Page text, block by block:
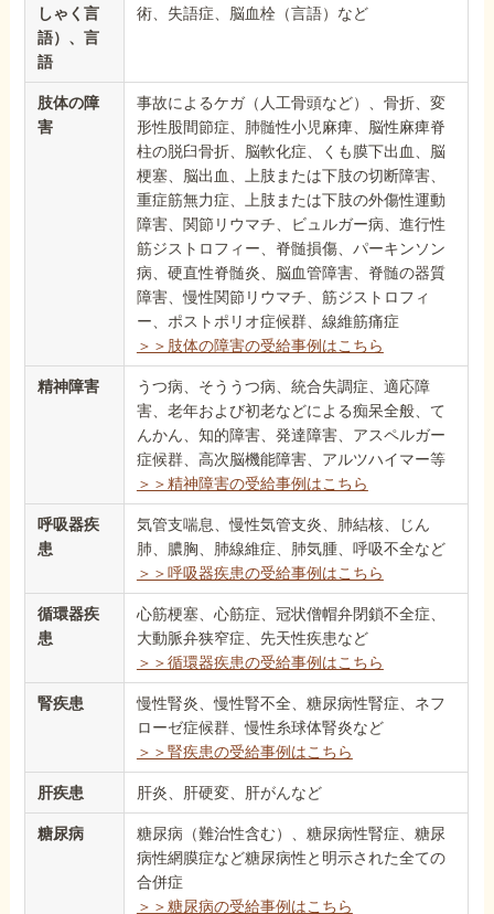
しゃく言
語）、言
語
術、失語症、脳血栓（言語）など
肢体の障
害
事故によるケガ（人工骨頭など）、骨折、変
形性股間節症、肺髄性小児麻痺、脳性麻痺脊
柱の脱臼骨折、脳軟化症、くも膜下出血、脳
梗塞、脳出血、上肢または下肢の切断障害、
重症筋無力症、上肢または下肢の外傷性運動
障害、関節リウマチ、ビュルガー病、進行性
筋ジストロフィー、脊髄損傷、パーキンソン
病、硬直性脊髄炎、脳血管障害、脊髄の器質
障害、慢性関節リウマチ、筋ジストロフィ
ー、ポストポリオ症候群、線維筋痛症
＞＞肢体の障害の受給事例はこちら
精神障害
うつ病、そううつ病、統合失調症、適応障
害、老年および初老などによる痴呆全般、て
んかん、知的障害、発達障害、アスペルガー
症候群、高次脳機能障害、アルツハイマー等
＞＞精神障害の受給事例はこちら
呼吸器疾
患
気管支喘息、慢性気管支炎、肺結核、じん
肺、膿胸、肺線維症、肺気腫、呼吸不全など
＞＞呼吸器疾患の受給事例はこちら
循環器疾
患
心筋梗塞、心筋症、冠状僧帽弁閉鎖不全症、
大動脈弁狭窄症、先天性疾患など
＞＞循環器疾患の受給事例はこちら
腎疾患
慢性腎炎、慢性腎不全、糖尿病性腎症、ネフ
ローゼ症候群、慢性糸球体腎炎など
＞＞腎疾患の受給事例はこちら
肝疾患 肝炎、肝硬変、肝がんなど
糖尿病
糖尿病（難治性含む）、糖尿病性腎症、糖尿
病性網膜症など糖尿病性と明示された全ての
合併症
＞＞糖尿病の受給事例はこちら